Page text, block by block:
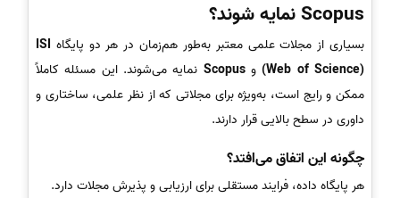
Scopus نمایه شوند؟
بسیاری از مجلات علمی معتبر به‌طور هم‌زمان در هر دو پایگاه ISI
(Web of Science)وScopus نمایه می‌شوند. این مسئله کاملاً
ممکن و رایج است، به‌ویژه برای مجلاتی که از نظر علمی، ساختاری و
داوری در سطح بالایی قرار دارند.
چگونه این اتفاق می‌افتد؟
هر پایگاه داده، فرایند مستقلی برای ارزیابی و پذیرش مجلات دارد.